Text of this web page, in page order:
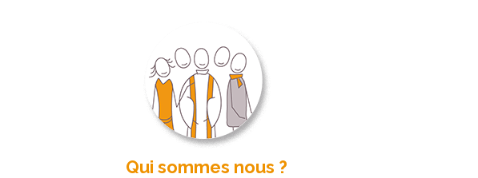
Qui sommes nous ?